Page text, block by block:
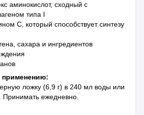
аминокислот, сходный с
типа I
C, который способствует синтезу
сахара и ингредиентов
применению:
ложку (6,9 г) в 240 мл воды или
Принимать ежедневно.